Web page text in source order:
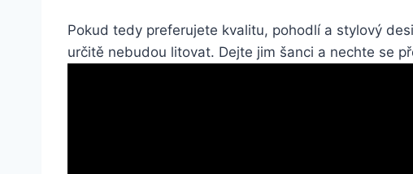
Pokud ‌tedy ⁤preferujete kvalitu, pohodlí ‌a⁣ stylový
určitě ⁣nebudou⁤ litovat.​ Dejte‍ jim⁣ šanci a nechte se